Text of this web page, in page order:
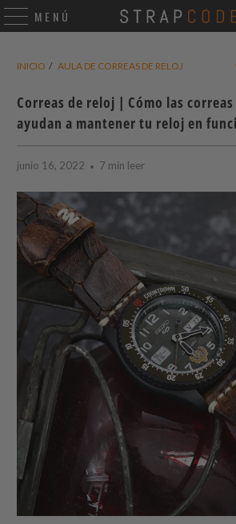
MENÚ
INICIO / AULA DE CORREAS DE RELOJ
Correas de reloj | Cómo las
ayudan a mantener tu reloj en
junio 16, 2022 7 min leer